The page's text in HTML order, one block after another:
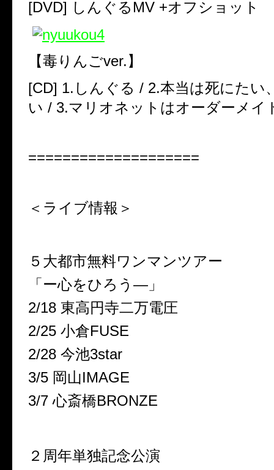
[DVD] しんぐるMV +オフショット
【毒りんごver.】
[CD] 1.しんぐる / 2.本当は死にたい
い / 3.マリオネットはオーダーメイ
====================
＜ライブ情報＞
５大都市無料ワンマンツアー
「ー心をひろう—」
2/18 東高円寺二万電圧
2/25 小倉FUSE
2/28 今池3star
3/5 岡山IMAGE
3/7 心斎橋BRONZE
２周年単独記念公演